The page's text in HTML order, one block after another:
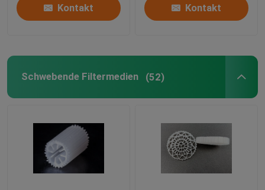
Kontakt Kontakt
Schwebende Filtermedien (52)